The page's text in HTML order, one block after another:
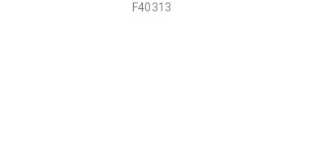
F40313